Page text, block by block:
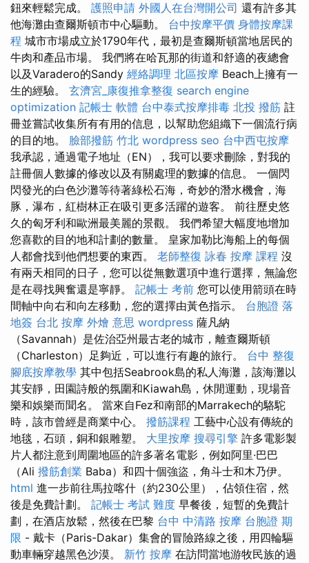
鈕來輕鬆完成。 護照申請 外國人在台灣開公司 還有許多其
他海灘由查爾斯頓市中心驅動。 台中按摩平價 身體按摩課
程 城市市場成立於1790年代，最初是查爾斯頓當地居民的
牛肉和產品市場。 我們將在哈瓦那的街道和舒適的夜總會
以及Varadero的Sandy 經絡調理 北區按摩 Beach上擁有一
生的經驗。 玄濟宮_康復推拿整復 search engine
optimization 記帳士 軟體 台中泰式按摩排毒 北投 撥筋 註
冊並嘗試收集所有有用的信息，以幫助您組織下一個流行病
的目的地。 臉部撥筋 竹北 wordpress seo 台中西屯按摩
我承認，通過電子地址（EN），我可以要求刪除，對我的
註冊個人數據的修改以及有關處理的數據的信息。 一個閃
閃發光的白色沙灘等待著綠松石海，奇妙的潛水機會，海
豚，瀑布，紅樹林正在吸引更多活躍的遊客。 前往歷史悠
久的匈牙利和歐洲最美麗的景觀。 我們希望大幅度地增加
您喜歡的目的地和計劃的數量。 皇家加勒比海船上的每個
人都會找到他們想要的東西。 老師整復 詠春 按摩 課程 沒
有兩天相同的日子，您可以從無數選項中進行選擇，無論您
是在尋找興奮還是寧靜。 記帳士 考前 您可以使用箭頭在時
間軸中向右和向左移動，您的選擇由黃色指示。 台胞證 落
地簽 台北 按摩 外燴 意思 wordpress 薩凡納
（Savannah）是佐治亞州最古老的城市，離查爾斯頓
（Charleston）足夠近，可以進行有趣的旅行。 台中 整復
腳底按摩教學 其中包括Seabrook島的私人海灘，該海灘以
其安靜，田園詩般的氛圍和Kiawah島，休閒運動，現場音
樂和娛樂而聞名。 當來自Fez和南部的Marrakech的駱駝
時，該市曾經是商業中心。 撥筋課程 工藝中心設有傳統的
地毯，石頭，銅和銀雕塑。 大里按摩 搜尋引擎 許多電影製
片人都注意到周圍地區的許多著名電影，例如阿里·巴巴
（Ali 撥筋創業 Baba）和四十個強盜，角斗士和木乃伊。
html 進一步前往馬拉喀什（約230公里），佔領住宿，然
後是免費計劃。 記帳士 考試 難度 早餐後，短暫的免費計
劃，在酒店放鬆，然後在巴黎 台中 中清路 按摩 台胞證 期
限 - 戴卡（Paris-Dakar）集會的冒險路線之後，用四輪驅
動車輛穿越黑色沙漠。 新竹 按摩 在訪問當地游牧民族的過